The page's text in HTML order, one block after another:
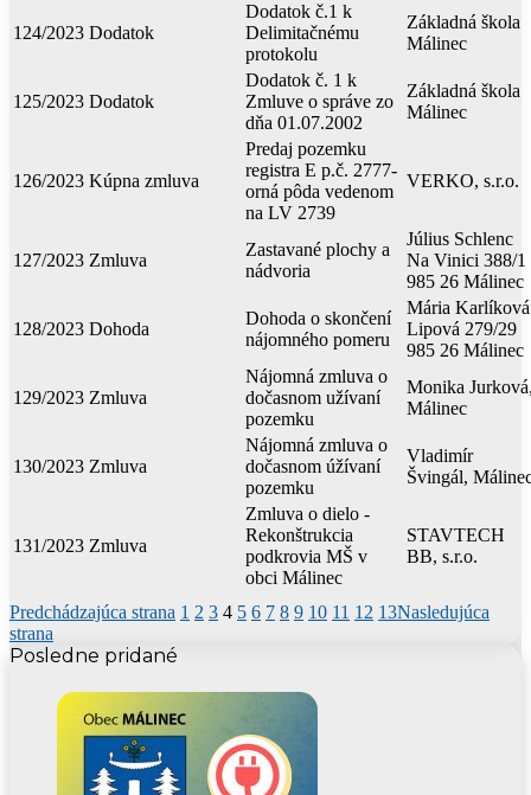
124/2023 Dodatok
Dodatok č.1 k
Delimitačnému
protokolu
Základná škola
Málinec
125/2023 Dodatok
Dodatok č. 1 k
Zmluve o správe zo
dňa 01.07.2002
Základná škola
Málinec
126/2023 Kúpna zmluva
Predaj pozemku
registra E p.č. 2777-
orná pôda vedenom
na LV 2739
VERKO, s.r.o.
127/2023 Zmluva
Zastavané plochy a
nádvoria
Július Schlenc
Na Vinici 388/1
985 26 Málinec
128/2023 Dohoda
Dohoda o skončení
nájomného pomeru
Mária Karlíková
Lipová 279/29
985 26 Málinec
129/2023 Zmluva
Nájomná zmluva o
dočasnom užívaní
pozemku
Monika
Málinec
130/2023 Zmluva
Nájomná zmluva o
dočasnom úžívaní
pozemku
Vladimír
Švingál,
131/2023 Zmluva
Zmluva o dielo -
Rekonštrukcia
podkrovia MŠ v
obci Málinec
STAVTECH
BB, s.r.o.
Predchádzajúca strana 1 2 3 4 5 6 7 8 9 10 11 12 13Nasledujúca
strana
Posledne pridané